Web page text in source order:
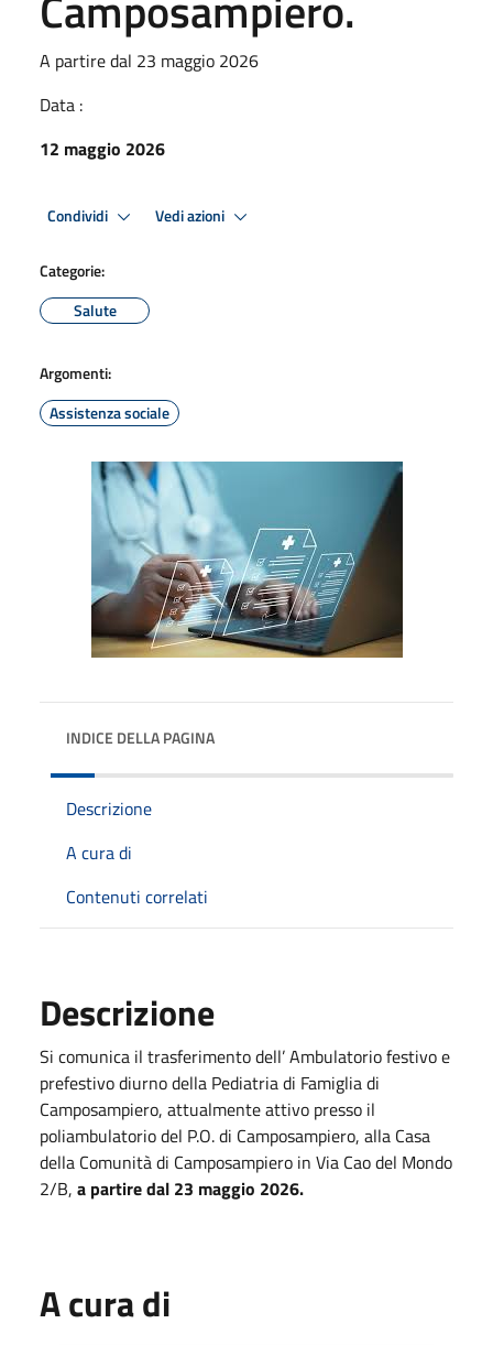
A partire dal 23 maggio 2026
Data :
12 maggio 2026
Condividi Vedi azioni
Categorie:
Salute
Argomenti:
Assistenza sociale
INDICE DELLA PAGINA
Descrizione
A cura di
Contenuti correlati
Descrizione
Si comunica il trasferimento dell’ Ambulatorio festivo e
prefestivo diurno della Pediatria di Famiglia di
Camposampiero, attualmente attivo presso il
poliambulatorio del P.O. di Camposampiero, alla Casa
della Comunità di Camposampiero in Via Cao del Mondo
2/B, a partire dal 23 maggio 2026.
A cura di